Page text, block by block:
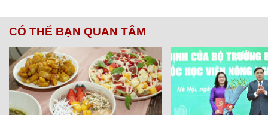
CÓ THỂ BẠN QUAN TÂM